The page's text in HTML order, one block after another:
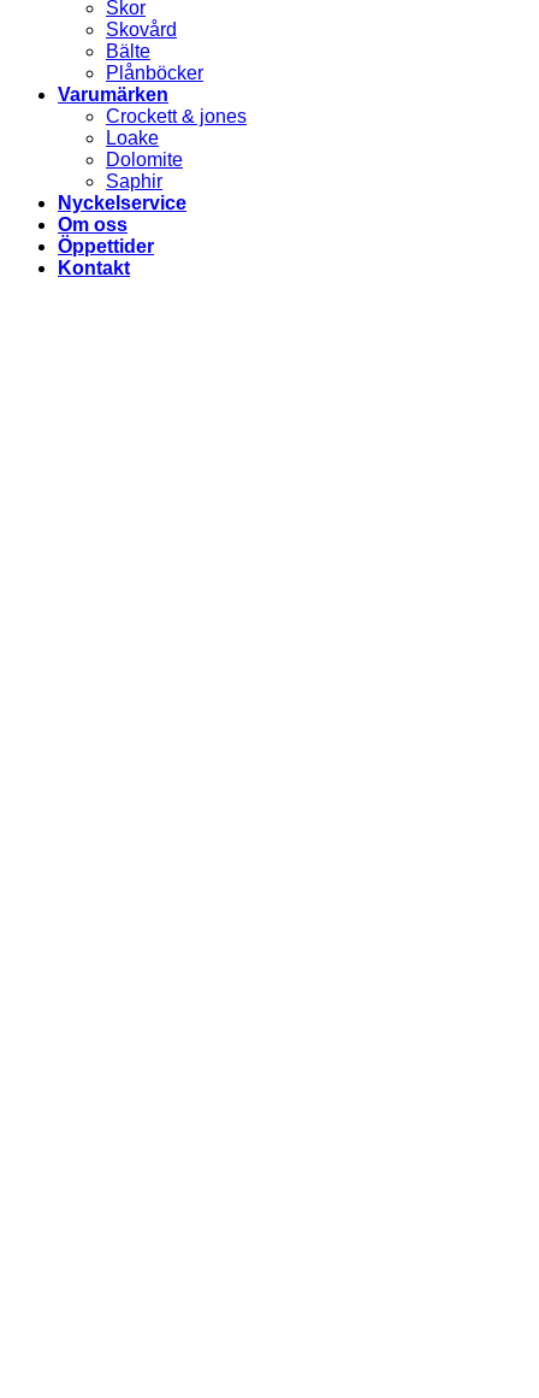
Skor
Skovård
Bälte
Plånböcker
Varumärken
Crockett & jones
Loake
Dolomite
Saphir
Nyckelservice
Om oss
Öppettider
Kontakt